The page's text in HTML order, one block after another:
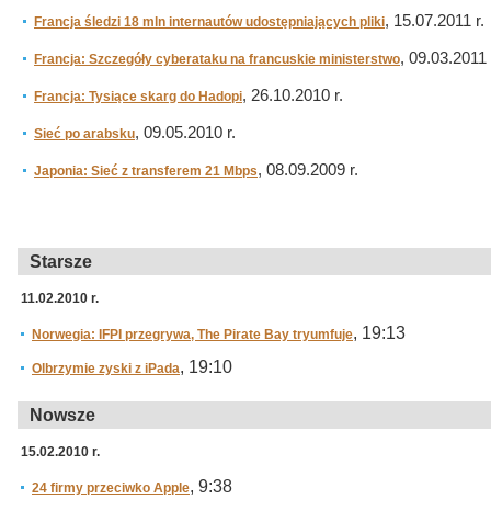
Francja śledzi 18 mln internautów udostępniających pliki, 15.07.2011 r.
Francja: Szczegóły cyberataku na francuskie ministerstwo, 09.03.2011
Francja: Tysiące skarg do Hadopi, 26.10.2010 r.
Sieć po arabsku, 09.05.2010 r.
Japonia: Sieć z transferem 21 Mbps, 08.09.2009 r.
Starsze
11.02.2010 r.
Norwegia: IFPI przegrywa, The Pirate Bay tryumfuje, 19:13
Olbrzymie zyski z iPada, 19:10
Nowsze
15.02.2010 r.
24 firmy przeciwko Apple, 9:38